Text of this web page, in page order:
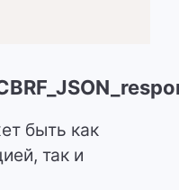
быть как
так и